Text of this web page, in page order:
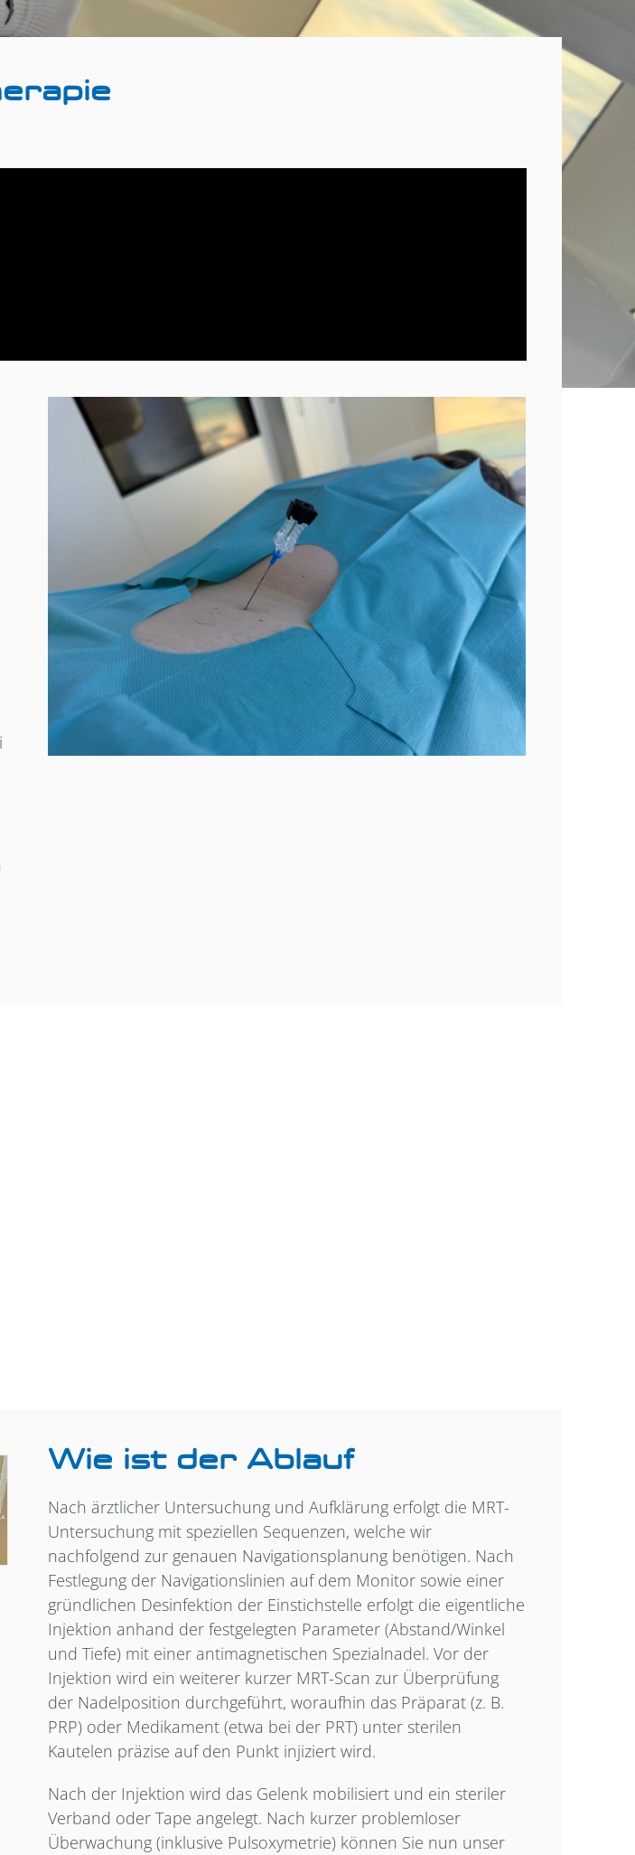
Wie ist der Ablauf
Nach ärztlicher Untersuchung und Aufklärung erfolgt die MRT-
Untersuchung mit speziellen Sequenzen, welche wir
nachfolgend zur genauen Navigationsplanung benötigen. Nach
Festlegung der Navigationslinien auf dem Monitor sowie einer
gründlichen Desinfektion der Einstichstelle erfolgt die eigentliche
Injektion anhand der festgelegten Parameter (Abstand/Winkel
und Tiefe) mit einer antimagnetischen Spezialnadel. Vor der
Injektion wird ein weiterer kurzer MRT-Scan zur Überprüfung
der Nadelposition durchgeführt, woraufhin das Präparat (z. B.
PRP) oder Medikament (etwa bei der PRT) unter sterilen
Kautelen präzise auf den Punkt injiziert wird.
Nach der Injektion wird das Gelenk mobilisiert und ein steriler
Verband oder Tape angelegt. Nach kurzer problemloser
Überwachung (inklusive Pulsoxymetrie) können Sie nun unser